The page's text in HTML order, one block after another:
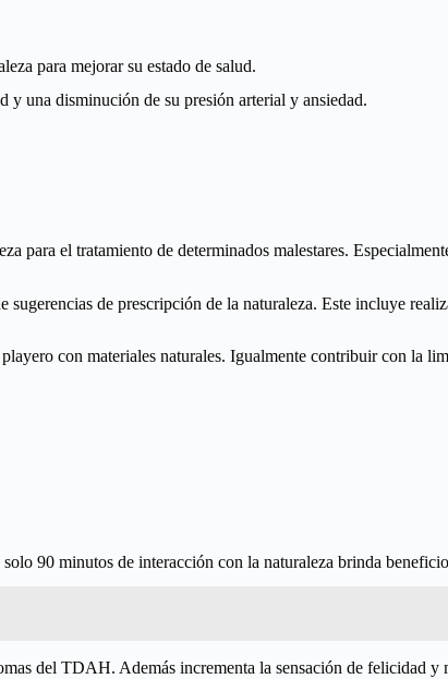
para mejorar su estado de salud.
y una disminución de su presión arterial y ansiedad.
el tratamiento de determinados malestares.
de prescripción de la naturaleza. Este incluye
con materiales naturales. Igualmente contribuir con la
90 minutos de interacción con la naturaleza brinda
del TDAH. Además incrementa la sensación de felicidad y